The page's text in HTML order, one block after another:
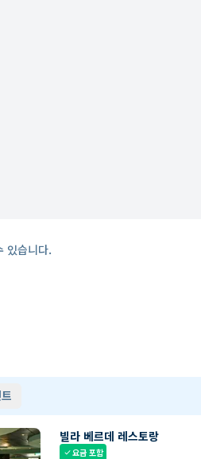
있습니다.
빌라 베르데 레스토랑
check요금 포함